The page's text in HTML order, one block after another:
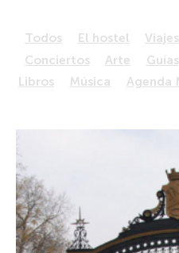
Todos El hostel Viajes
Conciertos
Arte Guías
Libros
Música Agenda